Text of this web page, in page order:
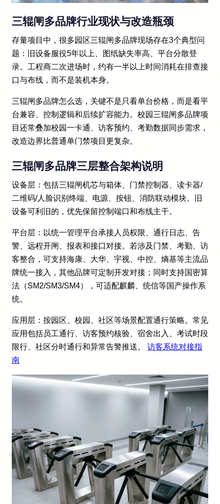
三辊闸多品牌行业现状与改造瓶颈
存量项目中，很多园区三辊闸多品牌现场存在3个典型问
题：旧设备服役5年以上、图纸缺失率高、平台分散登
录。工程商二次进场时，约有一半以上时间消耗在排查接
口与布线，而不是装机本身。
三辊闸多品牌怎么选，关键不是只看单台价格，而是看平
台兼容、控制逻辑和后续扩容能力。校园三辊闸多品牌项
目还常叠加校园一卡通、访客预约、考勤数据同步需求，
改造边界比普通单门禁项目更复杂。
三辊闸多品牌三层整合架构说明
设备层：包括三辊闸机芯与箱体、门禁控制器、读卡器/
二维码/人脸识别终端、电源、按钮、消防联动模块。旧
设备可利旧的，优先保留控制端口和布线主干。
平台层：以统一管理平台承接人员权限、通行日志、告
警、远程开闸、报表和接口对接。若涉及门禁、考勤、访
客整合，可支持海康、大华、宇视、中控、熵基等主流品
牌统一接入，其他品牌可定制开发对接；同时支持国密算
法（SM2/SM3/SM4），可适配麒麟、统信等国产操作系
统。
应用层：按园区、校园、社区等场景配置通行策略。常见
应用包括员工通行、访客预约核验、宿舍出入、考试时段
限行、社区分时通行和异常告警推送。 访客系统对接指
南